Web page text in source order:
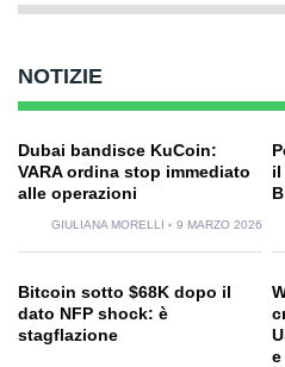
NOTIZIE
Dubai bandisce KuCoin:
VARA ordina stop immediato
alle operazioni
GIULIANA MORELLI 9 MARZO 2026
il
Bitcoin sotto $68K dopo il
dato NFP shock: è
stagflazione
e